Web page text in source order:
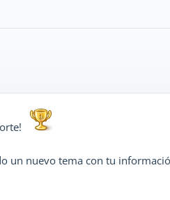
un nuevo tema con tu